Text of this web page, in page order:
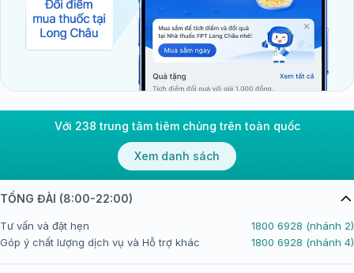
Với 238 trung tâm tiêm chủng trên toàn quốc
Xem danh sách
TỔNG ĐÀI (8:00-22:00)
Tư vấn và đặt hẹn
1800 6928 (nhánh 2)
Góp ý chất lượng dịch vụ và Hỗ trợ khác
1800 6928 (nhánh 4)